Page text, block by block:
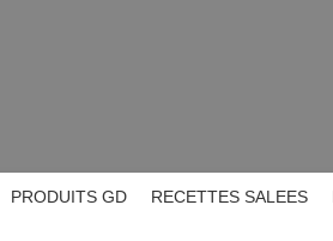
PRODUITS GD RECETTES SALEES